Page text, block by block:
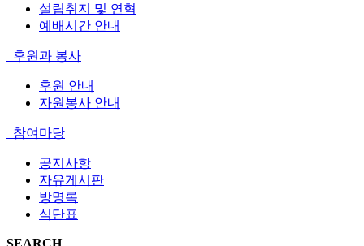
설립취지 및 연혁
예배시간 안내
후원과 봉사
후원 안내
자원봉사 안내
참여마당
공지사항
자유게시판
방명록
식단표
SEARCH